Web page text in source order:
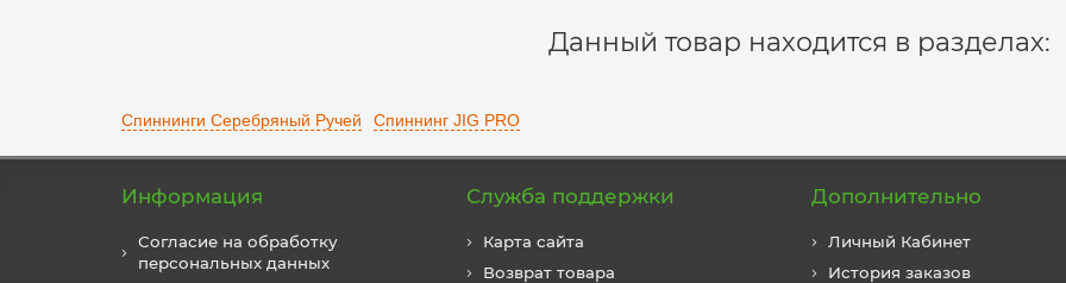
Данный товар находится в разделах:
Спиннинги Серебряный Ручей Спиннинг JIG PRO
Информация
Согласие на обработку
персональных данных
Служба поддержки
Карта сайта
Возврат товара
Дополнительно
Личный Кабинет
История заказов